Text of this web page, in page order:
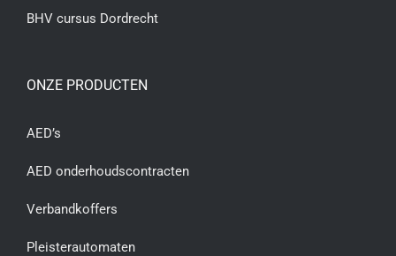
BHV cursus Dordrecht
ONZE PRODUCTEN
AED’s
AED onderhoudscontracten
Verbandkoffers
Pleisterautomaten